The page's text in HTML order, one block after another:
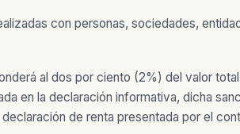
con personas, sociedades,
al dos por ciento (2%) del valor
en la declaración informativa, dicha
de renta presentada por el